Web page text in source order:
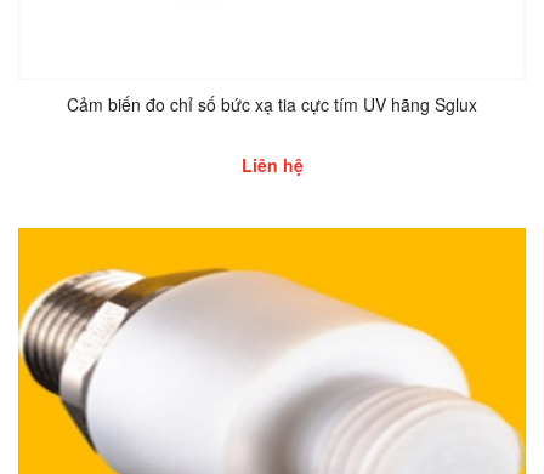
Cảm biến đo chỉ số bức xạ tia cực tím UV hãng Sglux
Liên hệ